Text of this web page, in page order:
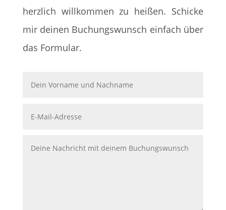
herzlich willkommen zu heißen. Schicke
mir deinen Buchungswunsch einfach über
das Formular.